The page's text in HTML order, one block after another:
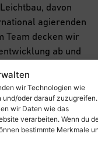
wir Technologien wie
und/oder darauf zuzugreifen.
wir Daten wie das
verarbeiten. Wenn du
bestimmte Merkmale
davon
agierenden
Team decken wir
ab und
Konstruktion
wir entwickelt,
zum